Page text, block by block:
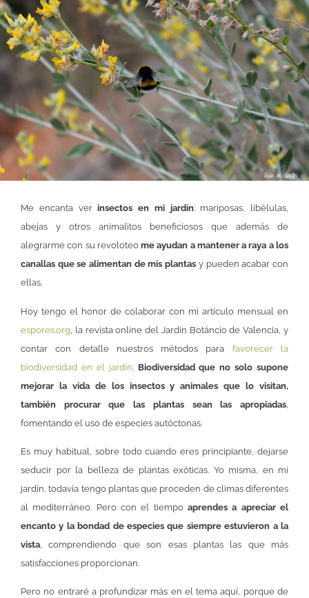
Me encanta verinsectos en mi jardín: mariposas, libélulas,
abejas y otros animalitos beneficiosos que además de
alegrarme con su revoloteome ayudan a mantener a raya a los
canallas que se alimentan de mis plantas y pueden acabar con
ellas.
Hoy tengo el honor de colaborar con mi artículo mensual en
espores.org , la revista online del Jardín Botáncio de Valencia, y
contar con detalle nuestros métodos para favorecer la
biodiversidad en el jardín. Biodiversidad que no solo supone
mejorar la vida de los insectos y animales que lo visitan,
también procurar que las plantas sean las apropiadas
fomentando el uso de especies autóctonas.
Es muy habitual, sobre todo cuando eres principiante, dejarse
seducir por la belleza de plantas exóticas. Yo misma, en mi
jardín, todavía tengo plantas que proceden de climas diferentes
al mediterráneo. Pero con el tiempo aprendes a apreciar el
encanto y la bondad de especies que siempre estuvieron a la
vista, comprendiendo que son esas plantas las que más
satisfacciones proporcionan.
Pero no entraré a profundizar más en el tema aquí, porque de